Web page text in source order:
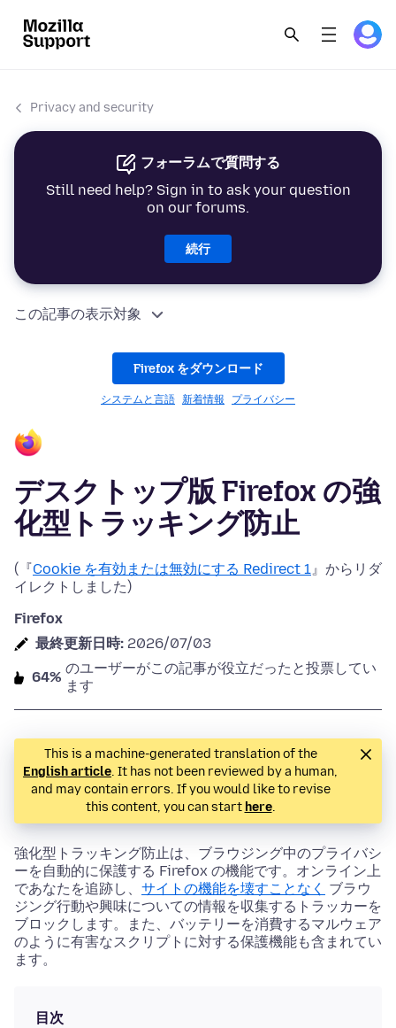
Privacy and security
フォーラムで質問する
Still need help? Sign in to ask your question
on our forums.
続行
この記事の表示対象
Firefox をダウンロード
システムと言語 新着情報 プライバシー
デスクトップ版 Firefox の強
化型トラッキング防止
(『Cookie を有効または無効にする Redirect 1』からリダ
イレクトしました)
Firefox
最終更新日時: 2026/07/03
64%
のユーザーがこの記事が役立だったと投票してい
ます
This is a machine-generated translation of the
English article. It has not been reviewed by a human,
and may contain errors. If you would like to revise
this content, you can start here.
強化型トラッキング防止は、ブラウジング中のプライバシ
ーを自動的に保護する Firefox の機能です。オンライン上
であなたを追跡し、 サイトの機能を壊すことなく ブラウ
ジング行動や興味についての情報を収集するトラッカーを
ブロックします。また、バッテリーを消費するマルウェア
のように有害なスクリプトに対する保護機能も含まれてい
ます。
目次